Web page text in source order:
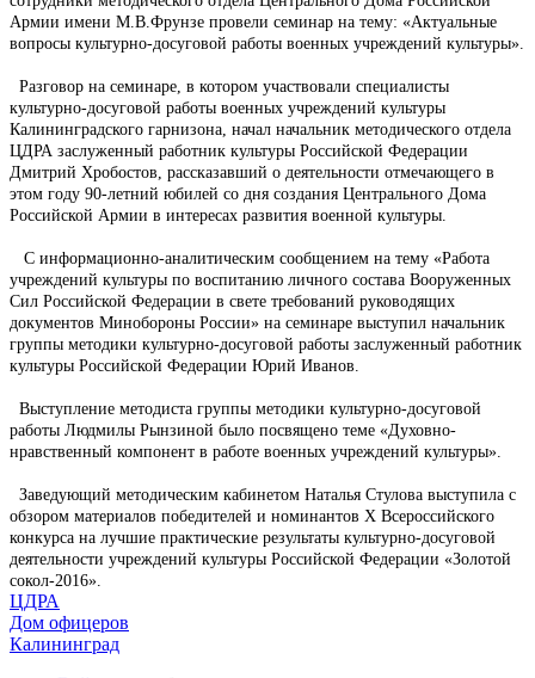
Армии имени М.В.Фрунзе провели семинар на тему: «Актуальные
вопросы культурно-досуговой работы военных учреждений культуры».
Разговор на семинаре, в котором участвовали специалисты
культурно-досуговой работы военных учреждений культуры
Калининградского гарнизона, начал начальник методического отдела
ЦДРА заслуженный работник культуры Российской Федерации
Дмитрий Хробостов, рассказавший о деятельности отмечающего в
этом году 90-летний юбилей со дня создания Центрального Дома
Российской Армии в интересах развития военной культуры.
С информационно-аналитическим сообщением на тему «Работа
учреждений культуры по воспитанию личного состава Вооруженных
Сил Российской Федерации в свете требований руководящих
документов Минобороны России» на семинаре выступил начальник
группы методики культурно-досуговой работы заслуженный работник
культуры Российской Федерации Юрий Иванов.
Выступление методиста группы методики культурно-досуговой
работы Людмилы Рынзиной было посвящено теме «Духовно-
нравственный компонент в работе военных учреждений культуры».
Заведующий методическим кабинетом Наталья Стулова выступила с
обзором материалов победителей и номинантов Х Всероссийского
конкурса на лучшие практические результаты культурно-досуговой
деятельности учреждений культуры Российской Федерации «Золотой
сокол-2016».
ЦДРА
Дом офицеров
Калининград